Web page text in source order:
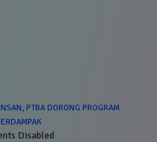
PTBA DORONG PROGRAM
Disabled